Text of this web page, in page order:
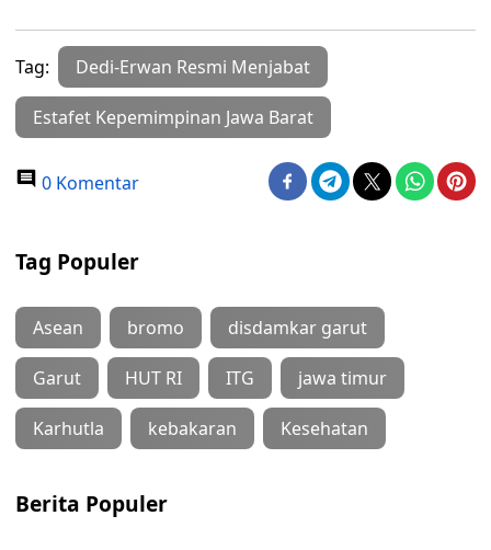
Tag: Dedi-Erwan Resmi Menjabat
Estafet Kepemimpinan Jawa Barat
0 Komentar
Tag Populer
Asean bromo disdamkar garut
Garut HUT RI ITG jawa timur
Karhutla kebakaran Kesehatan
Berita Populer